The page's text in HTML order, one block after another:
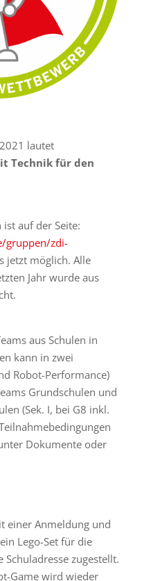
lautet
Technik für den
ist auf der Seite:
gruppen/zdi-
jetzt möglich. Alle
Jahr wurde aus
aus Schulen in
kann in zwei
Robot-Performance)
Grundschulen und
(Sek. I, bei G8 inkl.
Dokumente oder
einer Anmeldung und
Lego-Set für die
zugestellt.
Game wird wieder